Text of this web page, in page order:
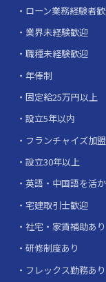
ローン業務経験者
業界未経験歓迎
職種未経験歓迎
年俸制
固定給25万円以上
設立5年以内
フランチャイズ加
設立30年以上
英語・中国語を活
宅建取引士歓迎
社宅・家賃補助あり
研修制度あり
フレックス勤務あり